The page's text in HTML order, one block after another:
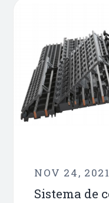
NOV 24,
Sistema de